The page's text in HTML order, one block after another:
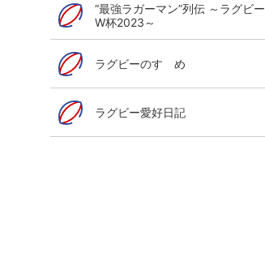
“最強ラガーマン”列伝 ～ラグビー
W杯2023～
ラグビーのすゝめ
ラグビー愛好日記